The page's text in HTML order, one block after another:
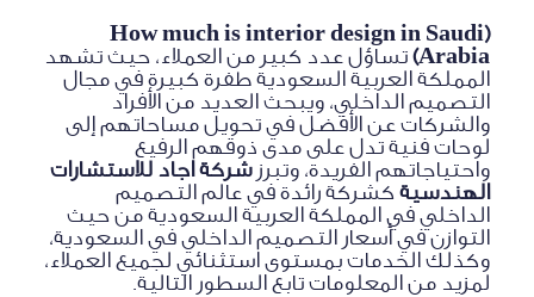
(How much is interior design in Saudi
Arabia) تساؤل عدد كبير من العملاء، حيث تشهد
المملكة العربية السعودية طفرة كبيرة في مجال
التصميم الداخلي، ويبحث العديد من الأفراد
والشركات عن الأفضل في تحويل مساحاتهم إلى
لوحات فنية تدل على مدى ذوقهم الرفيع
واحتياجاتهم الفريدة، وتبرزشركة اجاد للاستشارات
الهندسيةكشركة رائدة في عالم التصميم
الداخلي في المملكة العربية السعودية من حيث
التوازن في أسعار التصميم الداخلي في السعودية،
وكذلك الخدمات بمستوى استثنائي لجميع العملاء،
لمزيد من المعلومات تابع السطور التالية.